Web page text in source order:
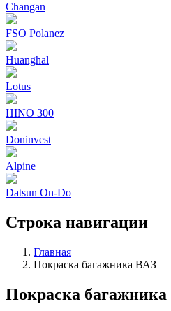
Changan
FSO Polanez
Huanghal
Lotus
HINO 300
Doninvest
Alpine
Datsun On-Do
Строка навигации
Главная
Покраска багажника ВАЗ
Покраска